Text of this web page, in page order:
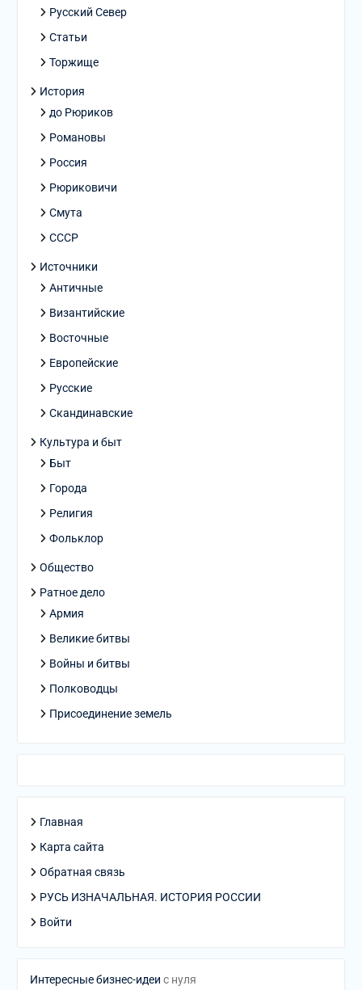
Русский Север
Статьи
Торжище
История
до Рюриков
Романовы
Россия
Рюриковичи
Смута
СССР
Источники
Античные
Византийские
Восточные
Европейские
Русские
Скандинавские
Культура и быт
Быт
Города
Религия
Фольклор
Общество
Ратное дело
Армия
Великие битвы
Войны и битвы
Полководцы
Присоединение земель
Главная
Карта сайта
Обратная связь
РУСЬ ИЗНАЧАЛЬНАЯ. ИСТОРИЯ РОССИИ
Войти
Интересные бизнес-идеи с нуля